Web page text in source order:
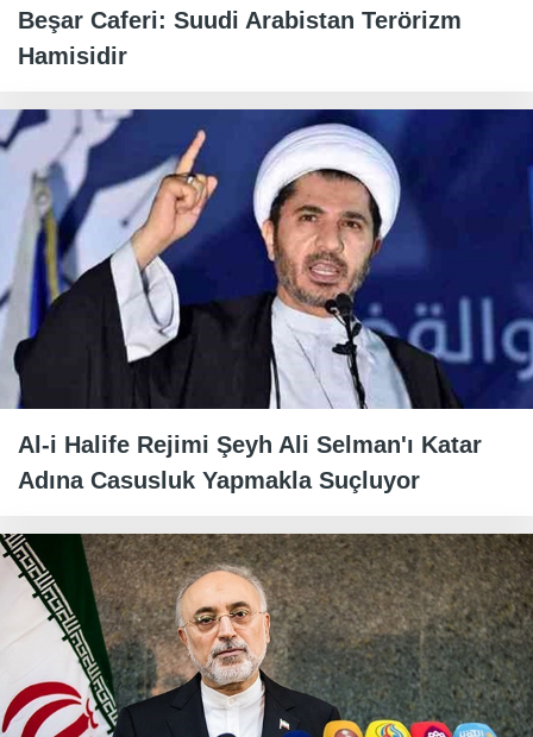
Beşar Caferi: Suudi Arabistan Terörizm
Hamisidir
Al-i Halife Rejimi Şeyh Ali Selman'ı Katar
Adına Casusluk Yapmakla Suçluyor